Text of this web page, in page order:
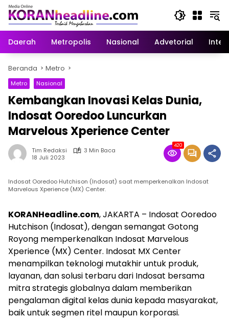
Langsung
konten
Daerah
Metropolis Nasional Advetorial
Beranda Metro
Metro Nasional
Kembangkan Inovasi Kelas Dunia,
Indosat Ooredoo Luncurkan
Marvelous Xperience Center
Tim Redaksi
3 Min Baca
18 Juli 2023
420
Indosat Ooredoo Hutchison (Indosat) saat memperkenalkan Indosat
Marvelous Xperience (MX) Center.
KORANHeadline.com, JAKARTA – Indosat Ooredoo
Hutchison (Indosat), dengan semangat Gotong
Royong memperkenalkan Indosat Marvelous
Xperience (MX) Center. Indosat MX Center
menampilkan teknologi mutakhir untuk produk,
layanan, dan solusi terbaru dari Indosat bersama
mitra strategis globalnya dalam memberikan
pengalaman digital kelas dunia kepada masyarakat,
baik untuk segmen ritel maupun korporasi.